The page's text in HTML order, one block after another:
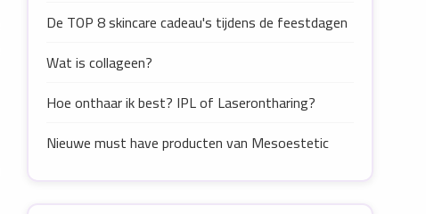
De TOP 8 skincare cadeau's tijdens de feestdagen
Wat is collageen?
Hoe onthaar ik best? IPL of Laserontharing?
Nieuwe must have producten van Mesoestetic